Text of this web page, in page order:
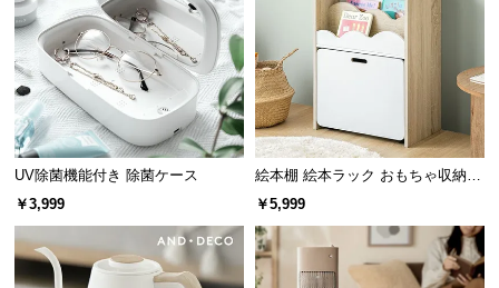
報
ディスプレイスペースとしても最適な天板上のスペ
ースは、小物や植物を飾って自分好みのインテリア
を楽しめます。
UV除菌機能付き 除菌ケース
￥3,999
絵本棚 絵本ラック おもちゃ収納
絵本本棚
￥5,999